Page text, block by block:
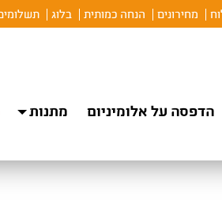
מחירונים הנחה כמותית בלוג
הדפסה על אלומיניום מתנות